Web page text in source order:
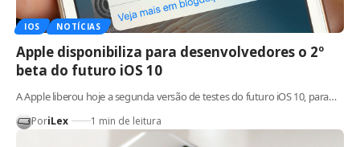
IOS NOTÍCIAS
Apple disponibiliza para desenvolvedores o 2º
beta do futuro iOS 10
A Apple liberou hoje a segunda versão de testes do futuro iOS 10, para…
PoriLex 1 min de leitura